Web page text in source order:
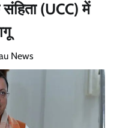
(UCC) में
News